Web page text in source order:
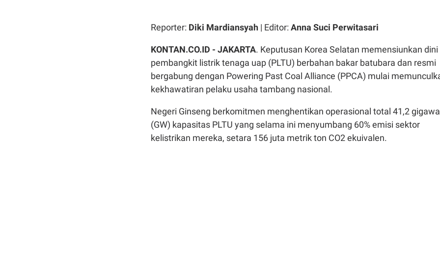
Reporter: Diki Mardiansyah | Editor: Anna Suci Perwitasari
KONTAN.CO.ID - JAKARTA. Keputusan Korea Selatan memensiunkan dini
pembangkit listrik tenaga uap (PLTU) berbahan bakar batubara dan resmi
bergabung dengan Powering Past Coal Alliance (PPCA) mulai
kekhawatiran pelaku usaha tambang nasional.
Negeri Ginseng berkomitmen menghentikan operasional total 41,2
(GW) kapasitas PLTU yang selama ini menyumbang 60% emisi sektor
kelistrikan mereka, setara 156 juta metrik ton CO2 ekuivalen.